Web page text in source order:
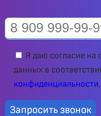
Я даю согласие на
данных в
конфиденциальности.